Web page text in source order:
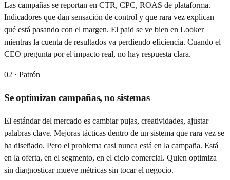
Las campañas se reportan en CTR, CPC, ROAS de plataforma.
Indicadores que dan sensación de control y que rara vez explican
qué está pasando con el margen. El paid se ve bien en Looker
mientras la cuenta de resultados va perdiendo eficiencia. Cuando el
CEO pregunta por el impacto real, no hay respuesta clara.
02 · Patrón
Se optimizan campañas, no sistemas
El estándar del mercado es cambiar pujas, creatividades, ajustar
palabras clave. Mejoras tácticas dentro de un sistema que rara vez se
ha diseñado. Pero el problema casi nunca está en la campaña. Está
en la oferta, en el segmento, en el ciclo comercial. Quien optimiza
sin diagnosticar mueve métricas sin tocar el negocio.